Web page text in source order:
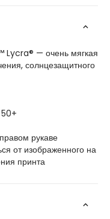
Lycra® — очень мягкая
солнцезащитного
рукаве
от изображенного на
принта